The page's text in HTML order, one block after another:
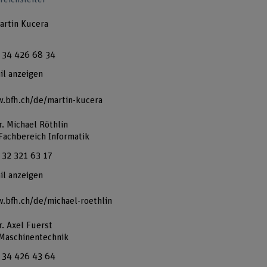
Kucera
34 426 68 34
anzeigen
de/martin-kucera
Michael Röthlin
Informatik
321 63 17
anzeigen
de/michael-roethlin
Axel Fuerst
34 426 43 64